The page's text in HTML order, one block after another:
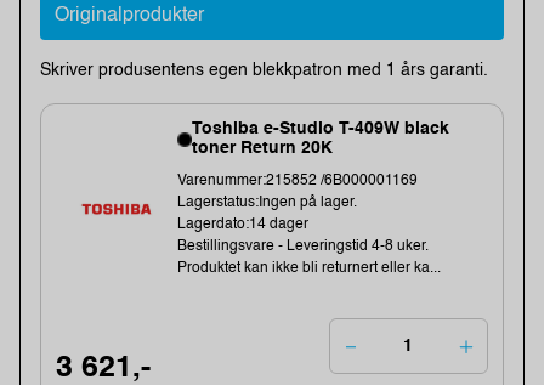
Originalprodukter
Skriver produsentens egen blekkpatron med 1 års garanti.
Toshiba e-Studio T-409W black
toner Return 20K
Varenummer:215852 /6B000001169
Lagerstatus:Ingen på lager.
Lagerdato:14 dager
Bestillingsvare - Leveringstid 4-8 uker.
Produktet kan ikke bli returnert eller ka...
3 621,-